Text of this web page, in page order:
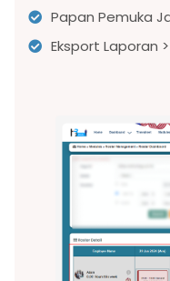
Papan Pemuka
Eksport Laporan >